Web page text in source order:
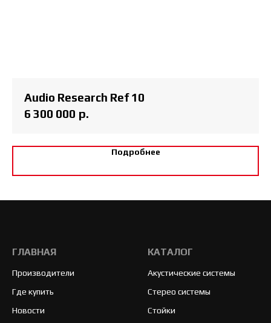
Audio Research Ref 10
6 300 000 р.
Подробнее
ГЛАВНАЯ
Производители
Где купить
Новости
КАТАЛОГ
Акустические системы
Стерео системы
Стойки